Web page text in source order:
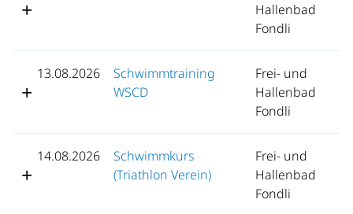
Hallenbad
Fondli
13.08.2026
Schwimmtraining
WSCD
Frei- und
Hallenbad
Fondli
14.08.2026
Schwimmkurs
(Triathlon Verein)
Frei- und
Hallenbad
Fondli